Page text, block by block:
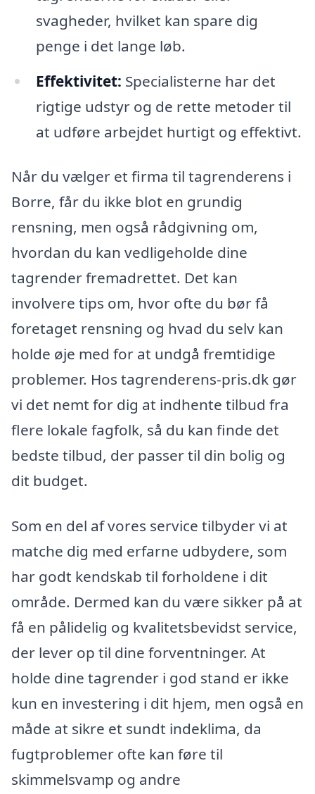
svagheder, hvilket kan spare dig
penge i det lange løb.
Effektivitet: Specialisterne har det
rigtige udstyr og de rette metoder til
at udføre arbejdet hurtigt og effektivt.
Når du vælger et firma til tagrenderens i
Borre, får du ikke blot en grundig
rensning, men også rådgivning om,
hvordan du kan vedligeholde dine
tagrender fremadrettet. Det kan
involvere tips om, hvor ofte du bør få
foretaget rensning og hvad du selv kan
holde øje med for at undgå fremtidige
problemer. Hos tagrenderens-pris.dk gør
vi det nemt for dig at indhente tilbud fra
flere lokale fagfolk, så du kan finde det
bedste tilbud, der passer til din bolig og
dit budget.
Som en del af vores service tilbyder vi at
matche dig med erfarne udbydere, som
har godt kendskab til forholdene i dit
område. Dermed kan du være sikker på at
få en pålidelig og kvalitetsbevidst service,
der lever op til dine forventninger. At
holde dine tagrender i god stand er ikke
kun en investering i dit hjem, men også en
måde at sikre et sundt indeklima, da
fugtproblemer ofte kan føre til
skimmelsvamp og andre